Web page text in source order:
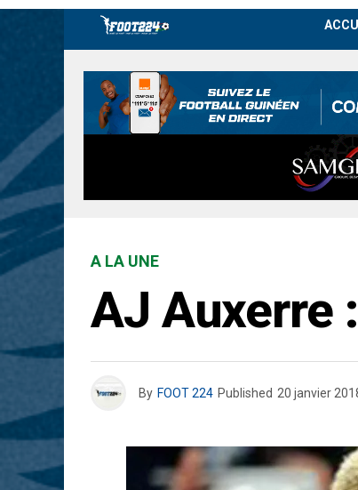
A LA UNE
AJ Auxerre
By FOOT 224 Published 20 janvier